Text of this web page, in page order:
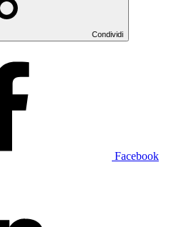
Condividi
Facebook